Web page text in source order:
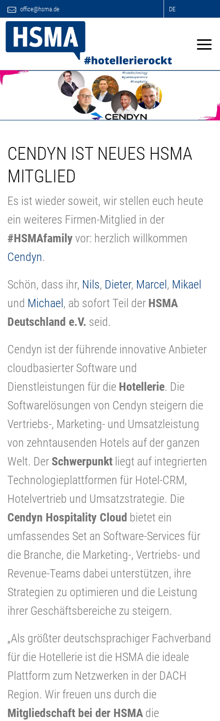
office@hsma.de DE
CENDYN IST NEUES HSMA
MITGLIED
Es ist wieder soweit, wir stellen euch heute
ein weiteres Firmen-Mitglied in der
#HSMAfamilyvor: herzlich willkommen
Cendyn.
Schön, dass ihr, Nils, Dieter, Marcel , Mikael
und Michael , ab sofort Teil der HSMA
Deutschland e.V. seid.
Cendyn ist der führende innovative Anbieter
cloudbasierter Software und
Dienstleistungen für die Hotellerie. Die
Softwarelösungen von Cendyn steigern die
Vertriebs-, Marketing- und Umsatzleistung
von zehntausenden Hotels auf der ganzen
Welt. Der Schwerpunkt liegt auf integrierten
Technologieplattformen für Hotel-CRM,
Hotelvertrieb und Umsatzstrategie. Die
Cendyn Hospitality Cloud bietet ein
umfassendes Set an Software-Services für
die Branche, die Marketing-, Vertriebs- und
Revenue-Teams dabei unterstützen, ihre
Strategien zu optimieren und die Leistung
ihrer Geschäftsbereiche zu steigern.
„Als größter deutschsprachiger Fachverband
für die Hotellerie ist die HSMA die ideale
Plattform zum Netzwerken in der DACH
Region. Wir freuen uns durch die
Mitgliedschaft bei der HSMA die